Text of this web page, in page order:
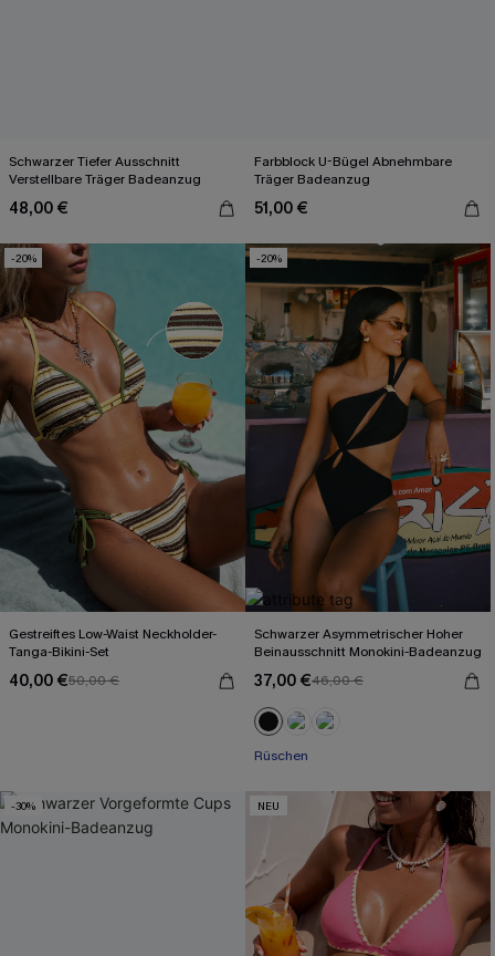
Schwarzer Tiefer Ausschnitt
Verstellbare Träger Badeanzug
48,00 €
Farbblock U-Bügel Abnehmbare
Träger Badeanzug
51,00 €
-20%
Gestreiftes Low-Waist Neckholder-
Tanga-Bikini-Set
40,00 €50,00 €
-20%
Schwarzer Asymmetrischer Hoher
Beinausschnitt Monokini-Badeanzug
37,00 €46,00 €
Rüschen
-30% NEU